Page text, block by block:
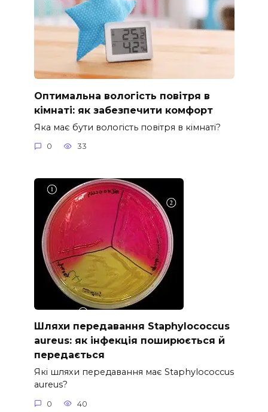
Оптимальна вологість повітря в
кімнаті: як забезпечити комфорт
Яка має бути вологість повітря в кімнаті?
0 33
Шляхи передавання Staphylococcus
aureus: як інфекція поширюється й
передається
Які шляхи передавання має Staphylococcus
aureus?
0 40